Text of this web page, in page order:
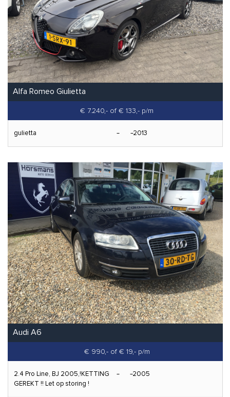
Alfa Romeo Giulietta
€ 7.240,- of € 133,- p/m
gulietta 2013
Audi A6
€ 990,- of € 19,- p/m
2.4 Pro Line, BJ 2005,!KETTING
GEREKT !! Let op storing !
2005